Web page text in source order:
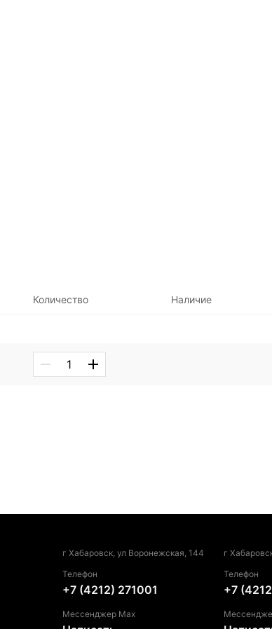
Количество Наличие
г Хабаровск, ул Воронежская, 144
Телефон
+7 (4212) 271001
Мессенджер Max
г
Телефон
+7